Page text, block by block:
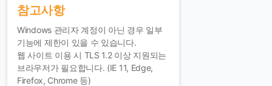
참고사항
Windows 관리자 계정이 아닌 경우 일부
기능에 제한이 있을 수 있습니다.
웹 사이트 이용 시 TLS 1.2 이상 지원되는
브라우저가 필요합니다. (IE 11, Edge,
Firefox, Chrome 등)